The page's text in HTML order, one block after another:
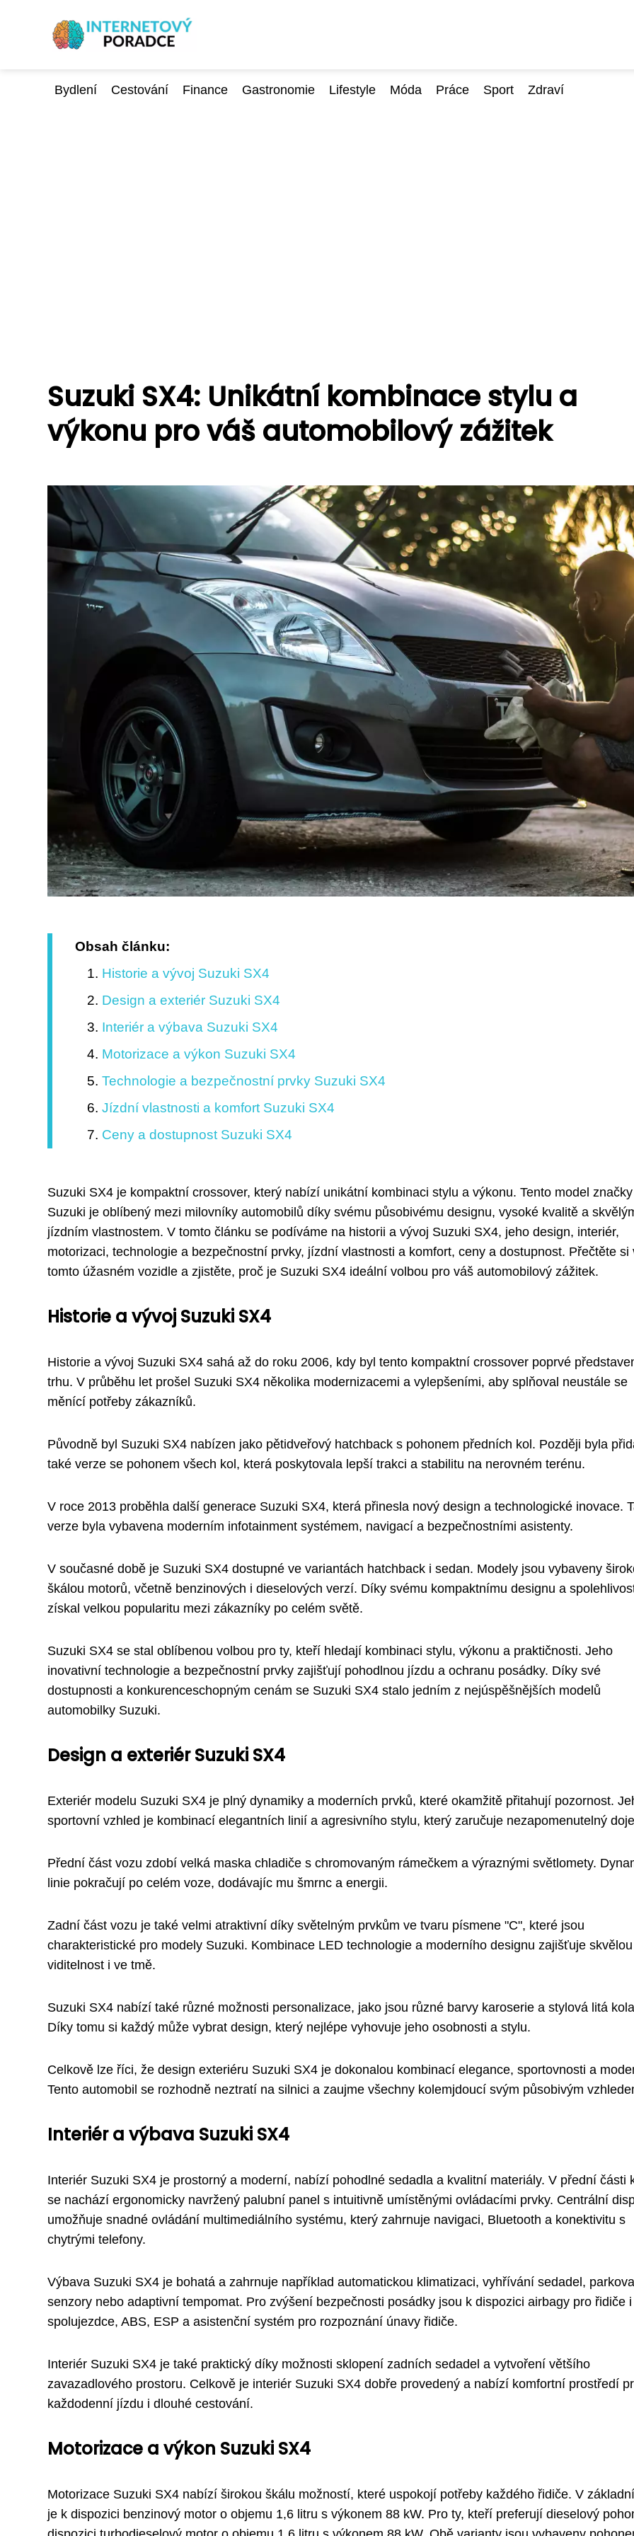
Bydlení Cestování Finance Gastronomie Lifestyle Móda Práce Sport Zdraví
Suzuki SX4: Unikátní kombinace stylu a
výkonu pro váš automobilový zážitek
Obsah článku:
Historie a vývoj Suzuki SX4
Design a exteriér Suzuki SX4
Interiér a výbava Suzuki SX4
Motorizace a výkon Suzuki SX4
Technologie a bezpečnostní prvky Suzuki SX4
Jízdní vlastnosti a komfort Suzuki SX4
Ceny a dostupnost Suzuki SX4
Suzuki SX4 je kompaktní crossover, který nabízí unikátní kombinaci stylu a výkonu. Tento model značky
Suzuki je oblíbený mezi milovníky automobilů díky svému působivému designu, vysoké kvalitě a
jízdním vlastnostem. V tomto článku se podíváme na historii a vývoj Suzuki SX4, jeho design, interiér,
motorizaci, technologie a bezpečnostní prvky, jízdní vlastnosti a komfort, ceny a dostupnost. Přečtěte si
tomto úžasném vozidle a zjistěte, proč je Suzuki SX4 ideální volbou pro váš automobilový zážitek.
Historie a vývoj Suzuki SX4
Historie a vývoj Suzuki SX4 sahá až do roku 2006, kdy byl tento kompaktní crossover poprvé
trhu. V průběhu let prošel Suzuki SX4 několika modernizacemi a vylepšeními, aby splňoval neustále se
měnící potřeby zákazníků.
Původně byl Suzuki SX4 nabízen jako pětidveřový hatchback s pohonem předních kol. Později byla
také verze se pohonem všech kol, která poskytovala lepší trakci a stabilitu na nerovném terénu.
V roce 2013 proběhla další generace Suzuki SX4, která přinesla nový design a technologické inovace.
verze byla vybavena moderním infotainment systémem, navigací a bezpečnostními asistenty.
V současné době je Suzuki SX4 dostupné ve variantách hatchback i sedan. Modely jsou vybaveny
škálou motorů, včetně benzinových i dieselových verzí. Díky svému kompaktnímu designu a
získal velkou popularitu mezi zákazníky po celém světě.
Suzuki SX4 se stal oblíbenou volbou pro ty, kteří hledají kombinaci stylu, výkonu a praktičnosti. Jeho
inovativní technologie a bezpečnostní prvky zajišťují pohodlnou jízdu a ochranu posádky. Díky své
dostupnosti a konkurenceschopným cenám se Suzuki SX4 stalo jedním z nejúspěšnějších modelů
automobilky Suzuki.
Design a exteriér Suzuki SX4
Exteriér modelu Suzuki SX4 je plný dynamiky a moderních prvků, které okamžitě přitahují pozornost.
sportovní vzhled je kombinací elegantních linií a agresivního stylu, který zaručuje nezapomenutelný
Přední část vozu zdobí velká maska chladiče s chromovaným rámečkem a výraznými světlomety.
linie pokračují po celém voze, dodávajíc mu šmrnc a energii.
Zadní část vozu je také velmi atraktivní díky světelným prvkům ve tvaru písmene "C", které jsou
charakteristické pro modely Suzuki. Kombinace LED technologie a moderního designu zajišťuje skvělou
viditelnost i ve tmě.
Suzuki SX4 nabízí také různé možnosti personalizace, jako jsou různé barvy karoserie a stylová litá
Díky tomu si každý může vybrat design, který nejlépe vyhovuje jeho osobnosti a stylu.
Celkově lze říci, že design exteriéru Suzuki SX4 je dokonalou kombinací elegance, sportovnosti a
Tento automobil se rozhodně neztratí na silnici a zaujme všechny kolemjdoucí svým působivým
Interiér a výbava Suzuki SX4
Interiér Suzuki SX4 je prostorný a moderní, nabízí pohodlné sedadla a kvalitní materiály. V přední části
se nachází ergonomicky navržený palubní panel s intuitivně umístěnými ovládacími prvky. Centrální
umožňuje snadné ovládání multimediálního systému, který zahrnuje navigaci, Bluetooth a konektivitu s
chytrými telefony.
Výbava Suzuki SX4 je bohatá a zahrnuje například automatickou klimatizaci, vyhřívání sedadel,
senzory nebo adaptivní tempomat. Pro zvýšení bezpečnosti posádky jsou k dispozici airbagy pro řidiče i
spolujezdce, ABS, ESP a asistenční systém pro rozpoznání únavy řidiče.
Interiér Suzuki SX4 je také praktický díky možnosti sklopení zadních sedadel a vytvoření většího
zavazadlového prostoru. Celkově je interiér Suzuki SX4 dobře provedený a nabízí komfortní prostředí
každodenní jízdu i dlouhé cestování.
Motorizace a výkon Suzuki SX4
Motorizace Suzuki SX4 nabízí širokou škálu možností, které uspokojí potřeby každého řidiče. V
je k dispozici benzinový motor o objemu 1,6 litru s výkonem 88 kW. Pro ty, kteří preferují dieselový